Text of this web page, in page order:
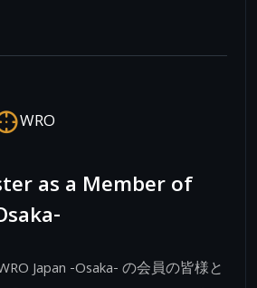
WRO
as a Member of
Japan -Osaka- の会員の皆様と